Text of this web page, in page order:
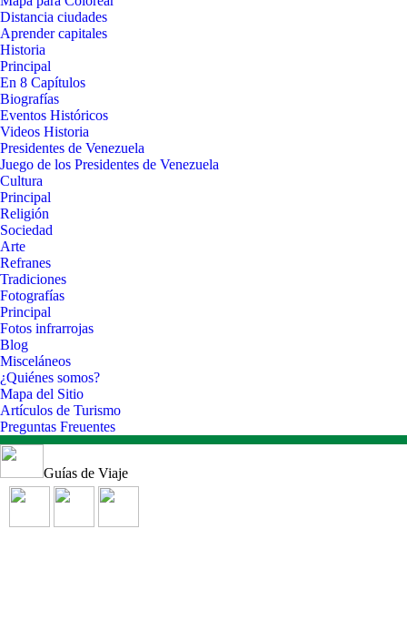
Distancia ciudades
Aprender capitales
Historia
Principal
En 8 Capítulos
Biografías
Eventos Históricos
Videos Historia
Presidentes de Venezuela
Juego de los Presidentes de Venezuela
Cultura
Principal
Religión
Sociedad
Arte
Refranes
Tradiciones
Fotografías
Principal
Fotos infrarrojas
Blog
Misceláneos
¿Quiénes somos?
Mapa del Sitio
Artículos de Turismo
Preguntas Freuentes
Guías de Viaje